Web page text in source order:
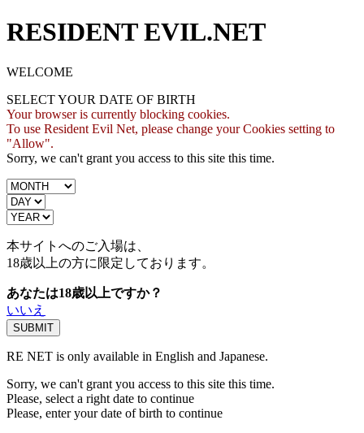
RESIDENT EVIL.NET
WELCOME
SELECT YOUR DATE OF BIRTH
Your browser is currently blocking cookies.
To use Resident Evil Net, please change your Cookies setting to
"Allow".
Sorry, we can't grant you access to this site this time.
本サイトへのご入場は、
18歳以上の方に限定しております。
あなたは18歳以上ですか？
いいえ
RE NET is only available in English and Japanese.
Sorry, we can't grant you access to this site this time.
Please, select a right date to continue
Please, enter your date of birth to continue